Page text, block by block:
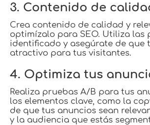
3. Contenido de
Crea contenido de calidad y
optimízalo para SEO. Utiliza las
identificado y asegúrate de que
atractivo para tus visitantes.
4. Optimiza tus
Realiza pruebas A/B para tus
los elementos clave, como la
de que tus anuncios sean
y la audiencia que estás